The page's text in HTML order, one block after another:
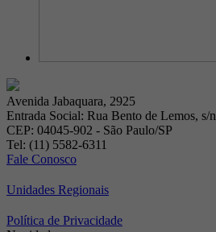
Avenida Jabaquara, 2925
Entrada Social: Rua Bento de Lemos, s/n
CEP: 04045-902 - São Paulo/SP
Tel: (11) 5582-6311
Fale Conosco
Unidades Regionais
Política de Privacidade